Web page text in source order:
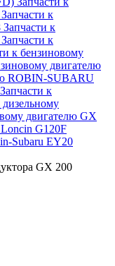
Запчасти к
Запчасти к
Запчасти к
к бензиновому
двигателю
ROBIN-SUBARU
Запчасти к
дизельному
двигателю GX
G120F
Subaru EY20
GX 200